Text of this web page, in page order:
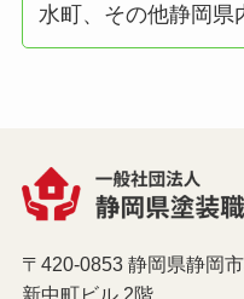
水町、その他静岡県
〒420-0853 静岡県静岡